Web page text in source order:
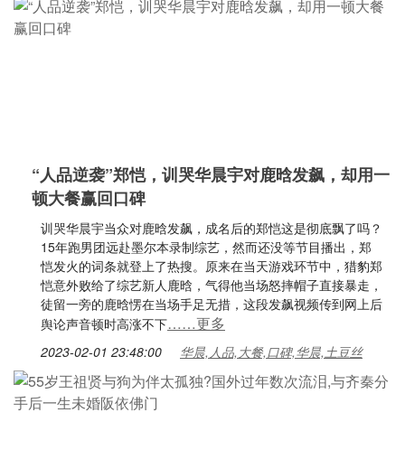
“人品逆袭”郑恺，训哭华晨宇对鹿晗发飙，却用一
顿大餐赢回口碑
训哭华晨宇当众对鹿晗发飙，成名后的郑恺这是彻底飘了吗？
15年跑男团远赴墨尔本录制综艺，然而还没等节目播出，郑
恺发火的词条就登上了热搜。原来在当天游戏环节中，猎豹郑
恺意外败给了综艺新人鹿晗，气得他当场怒摔帽子直接暴走，
徒留一旁的鹿晗愣在当场手足无措，这段发飙视频传到网上后
舆论声音顿时高涨不下……更多
2023-02-01 23:48:00 华晨,人品,大餐,口碑,华晨,土豆丝